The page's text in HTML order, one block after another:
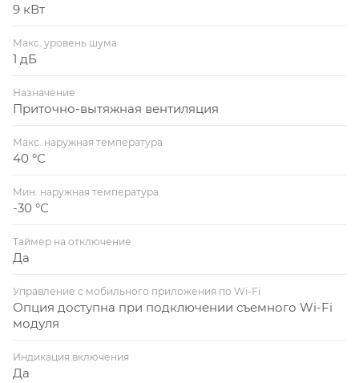
9 кВт
Макс. уровень шума
1 дБ
Назначение
Приточно-вытяжная вентиляция
Макс. наружная температура
40 °С
Мин. наружная температура
-30 °С
Таймер на отключение
Да
Управление c мобильного приложения по Wi-Fi
Опция доступна при подключении съемного Wi-Fi
модуля
Индикация включения
Да